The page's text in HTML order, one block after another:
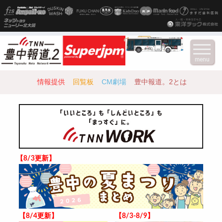
情報提供 回覧板 CM劇場 豊中報道。2とは
【8/3更新】
【8/4更新】 【8/3-8/9】
menu